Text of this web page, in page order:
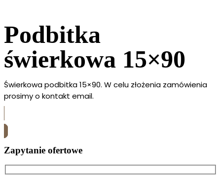
Podbitka
świerkowa 15×90
Świerkowa podbitka 15×90. W celu złożenia zamówienia
prosimy o kontakt email.
Zapytanie ofertowe